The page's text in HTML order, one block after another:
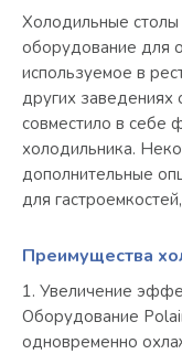
Холодильные
оборудование для
используемое в
других заведениях
совместило в себе
холодильника.
дополнительные
для
Преимущества
Увеличение
Оборудование
одновременно